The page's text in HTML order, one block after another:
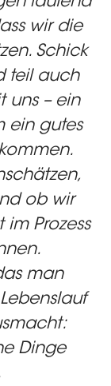
wir die
Schick
teil auch
uns – ein
ein gutes
ob wir
Prozess
man
Dinge